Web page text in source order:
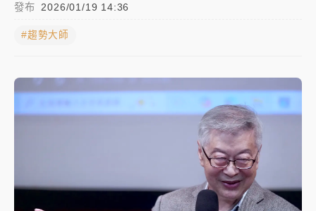
要3件事
買1送1
中颱白海豚環流掠北海！今明防劇烈降雨 東部高溫飆
慈濟遭詐10億完整始末曝！律師掮客大玩兩
柯文哲帶電子手鐶拄拐杖現身／周玉
發布 2026/01/19 14:36
#趨勢大師